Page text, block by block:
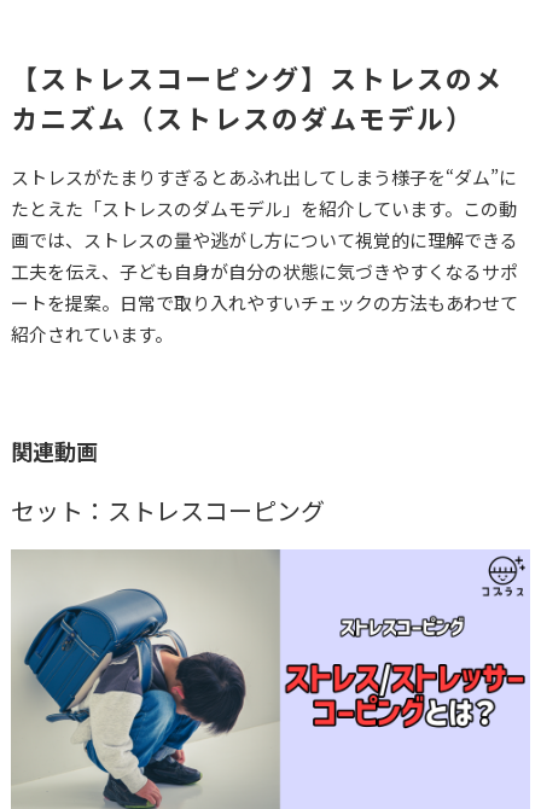
【ストレスコーピング】ストレスのメ
カニズム（ストレスのダムモデル）
ストレスがたまりすぎるとあふれ出してしまう様子を“ダム”に
たとえた「ストレスのダムモデル」を紹介しています。この動
画では、ストレスの量や逃がし方について視覚的に理解できる
工夫を伝え、子ども自身が自分の状態に気づきやすくなるサポ
ートを提案。日常で取り入れやすいチェックの方法もあわせて
紹介されています。
関連動画
セット：ストレスコーピング